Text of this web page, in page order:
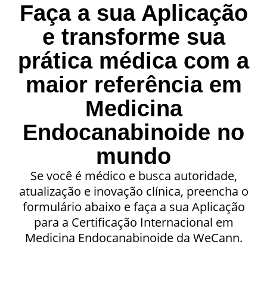
Faça a sua Aplicação
e transforme sua
prática médica com a
maior referência em
Medicina
Endocanabinoide no
mundo
Se você é médico e busca autoridade,
atualização e inovação clínica, preencha o
formulário abaixo e faça a sua Aplicação
para a Certificação Internacional em
Medicina Endocanabinoide da WeCann.